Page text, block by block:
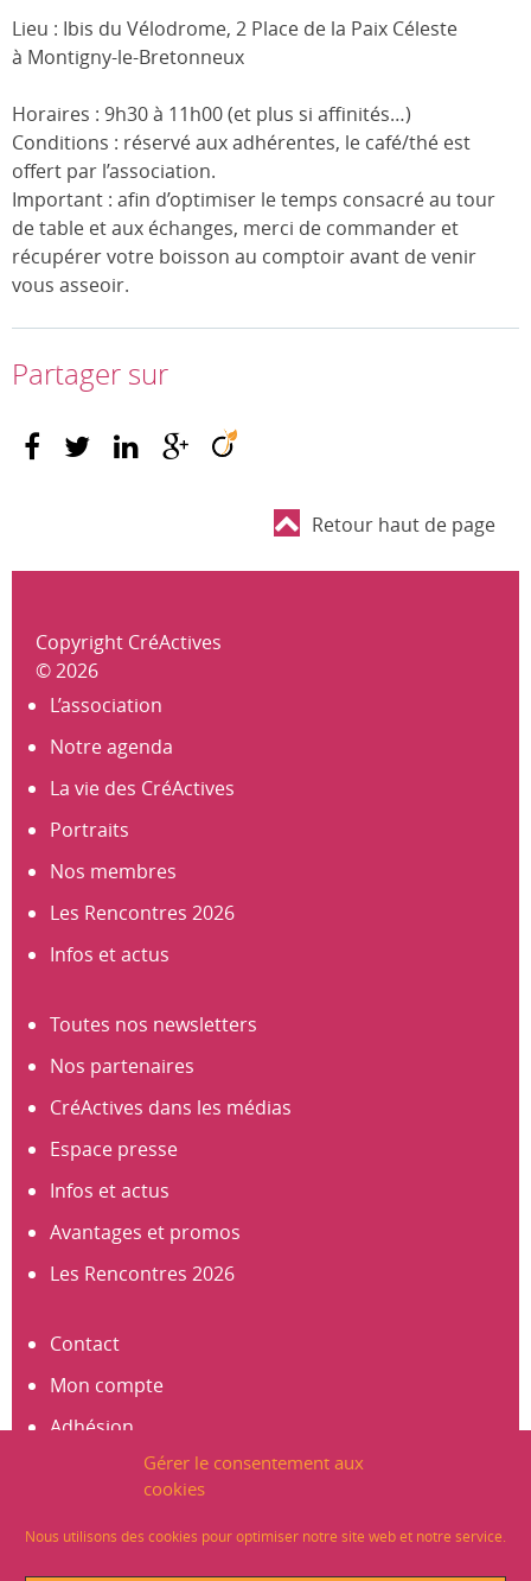
Gérer le consentement aux
cookies
Nous utilisons des cookies pour optimiser notre site web et notre service.
Lieu : Ibis du Vélodrome, 2 Place de la Paix Céleste
à Montigny-le-Bretonneux
Horaires : 9h30 à 11h00 (et plus si affinités…)
Conditions : réservé aux adhérentes, le café/thé est
offert par l’association.
Important : afin d’optimiser le temps consacré au tour
de table et aux échanges, merci de commander et
récupérer votre boisson au comptoir avant de venir
vous asseoir.
Partager sur
Retour haut de page
Copyright CréActives
© 2026
L’association
Notre agenda
La vie des CréActives
Portraits
Nos membres
Les Rencontres 2026
Infos et actus
Toutes nos newsletters
Nos partenaires
CréActives dans les médias
Espace presse
Infos et actus
Avantages et promos
Les Rencontres 2026
Contact
Mon compte
Adhésion
S’abonner à la newsletter